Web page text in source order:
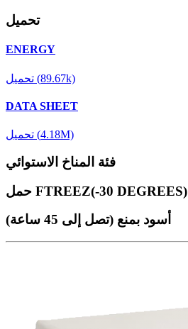
تحميل
ENERGY
تحميل (89.67k)
DATA SHEET
تحميل (4.18M)
فئة المناخ الاستوائي
حمل FTREEZ(-30 DEGREES)
أسود بمنع (تصل إلى 45 ساعة)